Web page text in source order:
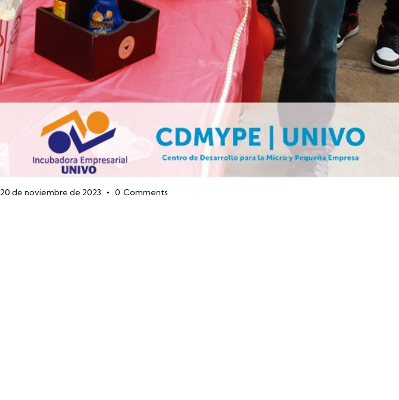
20 de noviembre de 2023 0 Comments